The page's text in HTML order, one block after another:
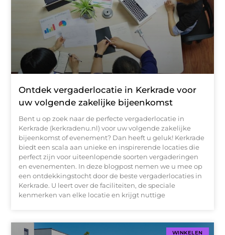
Ontdek vergaderlocatie in Kerkrade voor
uw volgende zakelijke bijeenkomst
Bent u op zoek naar de perfecte vergaderlocatie in
Kerkrade (kerkradenu.nl) voor uw volgende zakelijke
bijeenkomst of evenement? Dan heeft u geluk! Kerkrade
biedt een scala aan unieke en inspirerende locaties die
perfect zijn voor uiteenlopende soorten vergaderingen
en evenementen. In deze blogpost nemen we u mee op
een ontdekkingstocht door de beste vergaderlocaties in
Kerkrade. U leert over de faciliteiten, de speciale
kenmerken van elke locatie en krijgt nuttige
WINKELEN